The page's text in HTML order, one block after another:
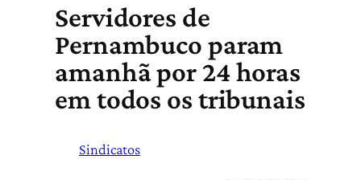
Servidores de
Pernambuco param
amanhã por 24 horas
em todos os tribunais
Sindicatos